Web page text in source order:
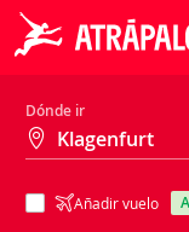
Dónde ir
Añadir vuelo